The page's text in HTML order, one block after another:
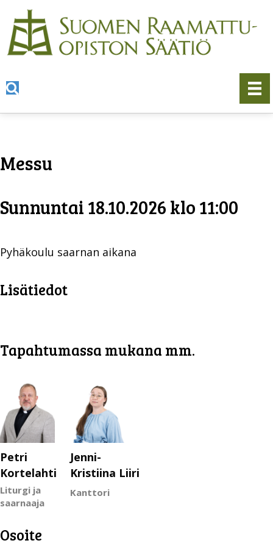
Messu
Sunnuntai 18.10.2026 klo 11:00
Pyhäkoulu saarnan aikana
Lisätiedot
Tapahtumassa mukana mm.
Petri
Kortelahti
Liturgi ja
saarnaaja
Jenni-
Kristiina Liiri
Kanttori
Osoite